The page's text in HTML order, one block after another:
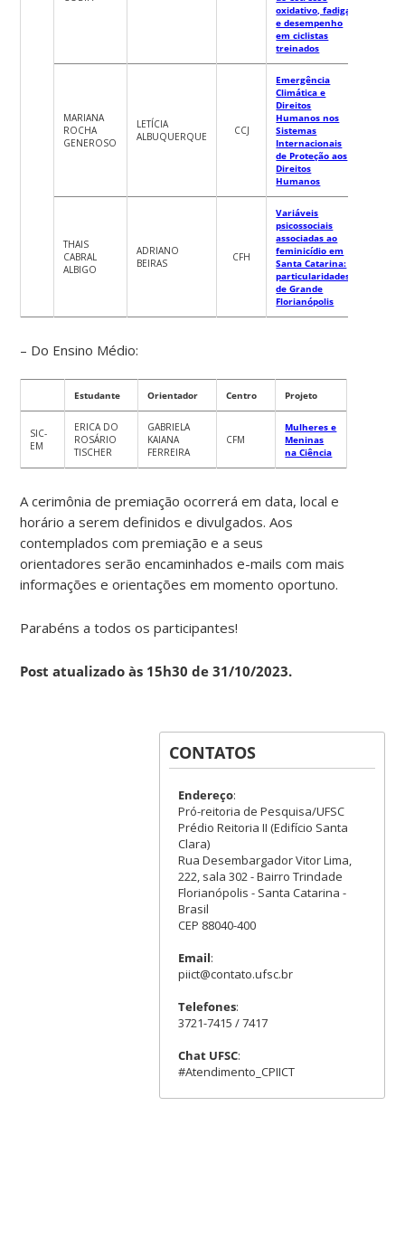
oxidativo, fadiga
e desempenho
em ciclistas
treinados
MARIANA
ROCHA
GENEROSO
LETÍCIA
ALBUQUERQUE
CCJ
Emergência
Climática e
Direitos
Humanos nos
Sistemas
Internacionais
de Proteção aos
Direitos
Humanos
THAIS
CABRAL
ALBIGO
ADRIANO
BEIRAS
CFH
Variáveis
psicossociais
associadas ao
feminicídio em
Santa Catarina:
particularidades
de Grande
Florianópolis
– Do Ensino Médio:
Estudante Orientador Centro Projeto
SIC-
EM
ERICA DO
ROSÁRIO
TISCHER
GABRIELA
KAIANA
FERREIRA
CFM
Mulheres e
Meninas
na Ciência
A cerimônia de premiação ocorrerá em data, local e
horário a serem definidos e divulgados. Aos
contemplados com premiação e a seus
orientadores serão encaminhados e-mails com mais
informações e orientações em momento oportuno.
Parabéns a todos os participantes!
Post atualizado às 15h30 de 31/10/2023.
CONTATOS
Endereço:
Pró-reitoria de Pesquisa/UFSC
Prédio Reitoria II (Edifício Santa
Clara)
Rua Desembargador Vitor Lima,
222, sala 302 - Bairro Trindade
Florianópolis - Santa Catarina -
Brasil
CEP 88040-400
Email:
piict@contato.ufsc.br
Telefones:
3721-7415 / 7417
Chat UFSC:
#Atendimento_CPIICT